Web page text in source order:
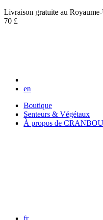
Livraison gratuite au
70 £
en
Boutique
Senteurs & Végétaux
À propos de
fr